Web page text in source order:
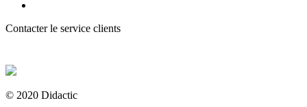
Contacter le service clients
© 2020 Didactic